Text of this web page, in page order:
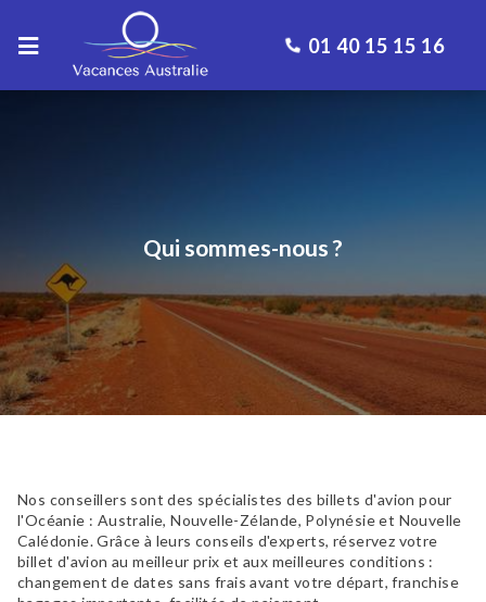
01 40 15 15 16
Qui sommes-nous ?
Nos conseillers sont des spécialistes des billets d'avion pour
l'Océanie : Australie,Nouvelle-Zélande, Polynésieet Nouvelle
Calédonie. Grâce à leurs conseils d'experts, réservez votre
billet d'avion au meilleur prix et aux meilleures conditions :
changement de dates sans frais avant votre départ, franchise